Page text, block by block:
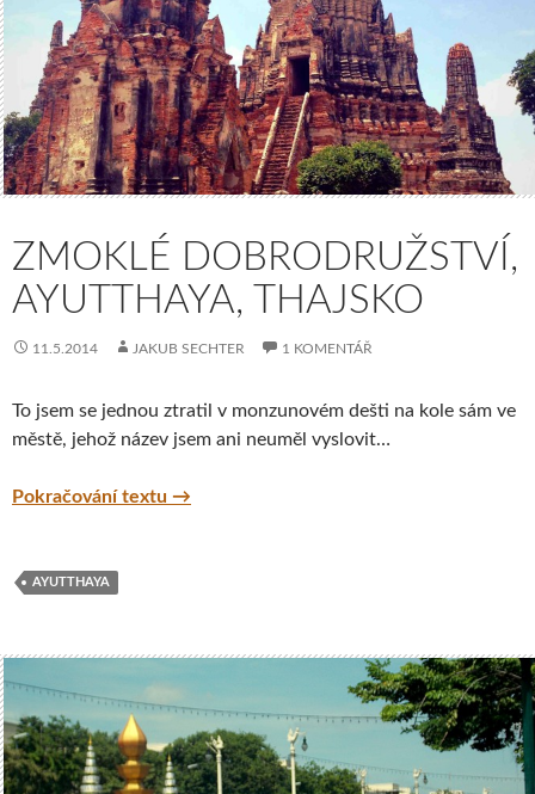
ZMOKLÉ DOBRODRUŽSTVÍ,
AYUTTHAYA, THAJSKO
11.5.2014 JAKUB SECHTER 1 KOMENTÁŘ
To jsem se jednou ztratil v monzunovém dešti na kole sám ve
městě, jehož název jsem ani neuměl vyslovit…
Pokračování textu Zmoklé dobrodružství, Ayutthaya, Thajsko
→
AYUTTHAYA